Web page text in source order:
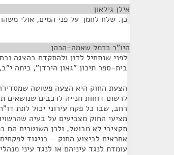
אילן גילאון
כן. שלח לחמך על פני המים, אולי
היו"ר כרמל שאמה-הכהן
לפני שנתחיל לדון ולהתקדם בהצגה
בית-ספר תיכון "גאון הירדן", כיתה
הצעת החוק היא הצעה פשוטה
לרשום דוחות חנייה לרכבים שנושאים
רחב, שבו כל פקח עירוני יכול לתת
מציעי החוק מצביעים על בעיה
תקציבי לא מבוטל, ולכן השוטרים הם
אחראים לביצוע החוק – בניגוד
עומדת לנגד עיניהם או לנגד עיני